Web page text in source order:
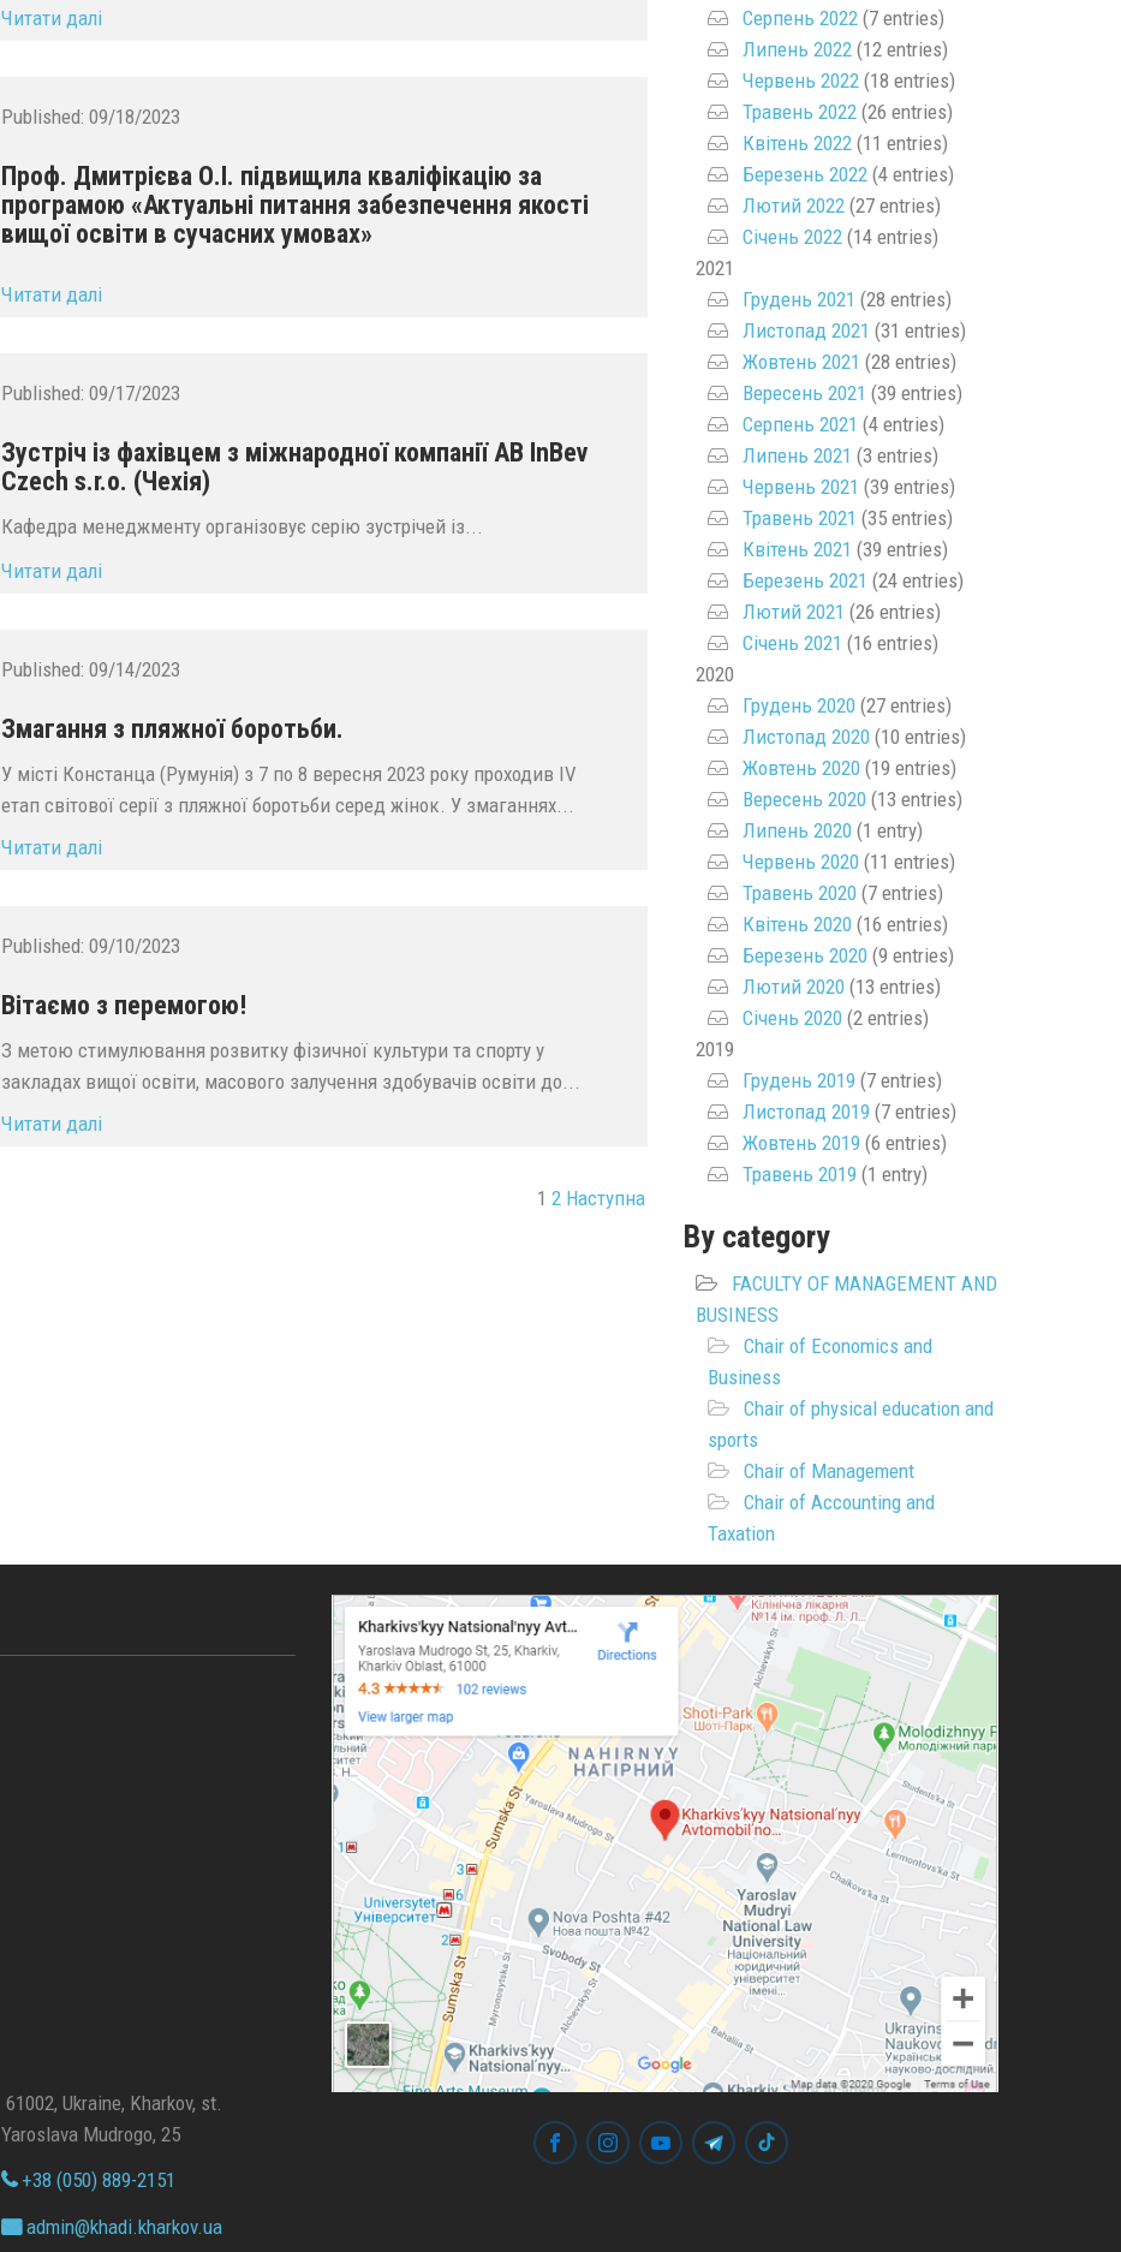
Читати далі
Published: 09/18/2023
Проф. Дмитрієва О.І. підвищила кваліфікацію за
програмою «Актуальні питання забезпечення якості
вищої освіти в сучасних умовах»
Читати далі
Published: 09/17/2023
Зустріч із фахівцем з міжнародної компанії AB InBev
Сzech s.r.o. (Чехія)
Кафедра менеджменту організовує серію зустрічей із...
Читати далі
Published: 09/14/2023
Змагання з пляжної боротьби.
У місті Констанца (Румунія) з 7 по 8 вересня 2023 року проходив IV
етап світової серії з пляжної боротьби серед жінок. У змаганнях...
Читати далі
Published: 09/10/2023
Вітаємо з перемогою!
З метою стимулювання розвитку фізичної культури та спорту у
закладах вищої освіти, масового залучення здобувачів освіти до...
Читати далі
1 2 Наступна
Серпень 2022(7 entries)
Липень 2022(12 entries)
Червень 2022(18 entries)
Травень 2022(26 entries)
Квітень 2022(11 entries)
Березень 2022(4 entries)
Лютий 2022(27 entries)
Січень 2022(14 entries)
2021
Грудень 2021 (28 entries)
Листопад 2021 (31 entries)
Жовтень 2021 (28 entries)
Вересень 2021 (39 entries)
Серпень 2021 (4 entries)
Липень 2021 (3 entries)
Червень 2021 (39 entries)
Травень 2021 (35 entries)
Квітень 2021 (39 entries)
Березень 2021 (24 entries)
Лютий 2021 (26 entries)
Січень 2021 (16 entries)
2020
Грудень 2020(27 entries)
Листопад 2020(10 entries)
Жовтень 2020(19 entries)
Вересень 2020(13 entries)
Липень 2020(1 entry)
Червень 2020(11 entries)
Травень 2020(7 entries)
Квітень 2020(16 entries)
Березень 2020(9 entries)
Лютий 2020(13 entries)
Січень 2020(2 entries)
2019
Грудень 2019 (7 entries)
Листопад 2019 (7 entries)
Жовтень 2019 (6 entries)
Травень 2019 (1 entry)
By category
FACULTY OF MANAGEMENT AND
BUSINESS
Chair of Economics and
Business
Chair of physical education and
sports
Chair of Management
Chair of Accounting and
Taxation
61002, Ukraine, Kharkov, st.
Yaroslava Mudrogo, 25
+38 (050) 889-2151
admin@khadi.kharkov.ua